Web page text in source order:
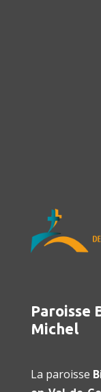
Paroisse
Michel
La paroisse